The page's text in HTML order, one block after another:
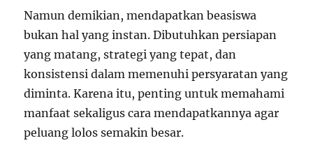
Namun demikian, mendapatkan beasiswa
bukan hal yang instan. Dibutuhkan persiapan
yang matang, strategi yang tepat, dan
konsistensi dalam memenuhi persyaratan yang
diminta. Karena itu, penting untuk memahami
manfaat sekaligus cara mendapatkannya agar
peluang lolos semakin besar.